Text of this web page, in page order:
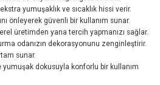
yumuşaklık ve sıcaklık hissi verir.
önleyerek güvenli bir kullanım sunar.
üretimden yana tercih yapmanızı sağlar.
odanızın dekorasyonunu zenginleştirir.
sunar.
yumuşak dokusuyla konforlu bir kullanım